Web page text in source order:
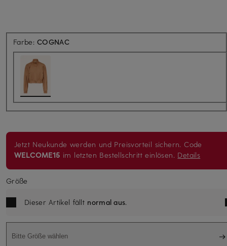
Farbe:COGNAC
Jetzt Neukunde werden und Preisvorteil sichern. Code
WELCOME15 im letzten Bestellschritt einlösen. Details
Größe
Dieser Artikel fällt normal aus.
Bitte Größe wählen